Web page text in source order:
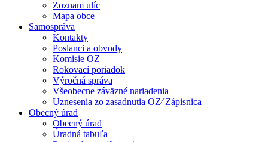
Zoznam ulíc
Mapa obce
Samospráva
Kontakty
Poslanci a obvody
Komisie OZ
Rokovací poriadok
Výročná správa
Všeobecne záväzné nariadenia
Uznesenia zo zasadnutia OZ⁄ Zápisnica
Obecný úrad
Obecný úrad
Úradná tabuľa